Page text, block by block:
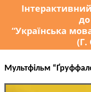
“Українська
(Г.
Мультфільм